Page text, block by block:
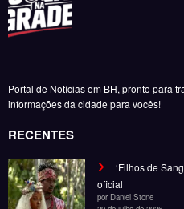
Portal de Notícias em BH, pronto para
informações da cidade para vocês!
RECENTES